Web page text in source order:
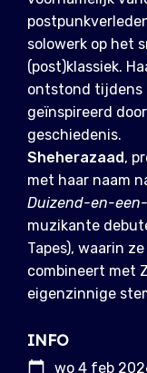
solowerk op het
(post)klassiek.
ontstond tijdens
geïnspireerd
geschiedenis.
Sheherazaad,
met haar naam
Duizend-en-
muzikante
Tapes), waarin
combineert met
eigenzinnige
INFO
wo 4 feb